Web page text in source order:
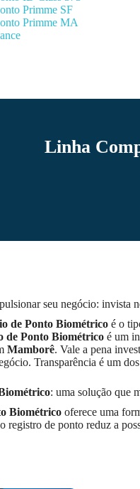
Primme SF
Primme MA
Linha
seu negócio: invista
de Ponto Biométrico é o
de Ponto Biométrico é um
Mamborê. Vale a pena
Transparência é um
: uma solução que
Biométrico oferece uma
registro de ponto reduz a